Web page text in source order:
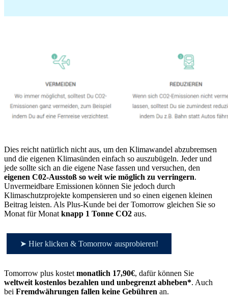
Dies reicht natürlich nicht aus, um den Klimawandel abzubremsen
und die eigenen Klimasünden einfach so auszubügeln. Jeder und
jede sollte sich an die eigene Nase fassen und versuchen, den
eigenen C02-Ausstoß so weit wie möglich zu verringern.
Unvermeidbare Emissionen können Sie jedoch durch
Klimaschutzprojekte kompensieren und so einen eigenen kleinen
Beitrag leisten. Als Plus-Kunde bei der Tomorrow gleichen Sie so
Monat für Monat knapp 1 Tonne CO2 aus.
➤ Hier klicken & Tomorrow ausprobieren!
Tomorrow plus kostet monatlich 17,90€, dafür können Sie
weltweit kostenlos bezahlen und unbegrenzt abheben*. Auch
bei Fremdwährungen fallen keine Gebühren an.